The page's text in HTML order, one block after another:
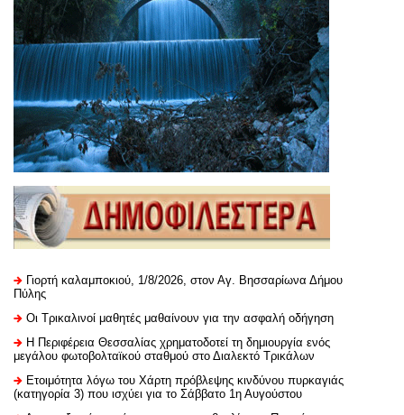
Γιορτή καλαμποκιού, 1/8/2026, στον Αγ. Βησσαρίωνα Δήμου
Πύλης
Οι Τρικαλινοί μαθητές μαθαίνουν για την ασφαλή οδήγηση
H Περιφέρεια Θεσσαλίας χρηματοδοτεί τη δημιουργία ενός
μεγάλου φωτοβολταϊκού σταθμού στο Διαλεκτό Τρικάλων
Ετοιμότητα λόγω του Χάρτη πρόβλεψης κινδύνου πυρκαγιάς
(κατηγορία 3) που ισχύει για το Σάββατο 1η Αυγούστου